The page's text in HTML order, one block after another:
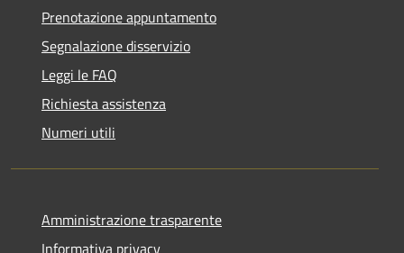
Prenotazione appuntamento
Segnalazione disservizio
Leggi le FAQ
Richiesta assistenza
Numeri utili
Amministrazione trasparente
Informativa privacy